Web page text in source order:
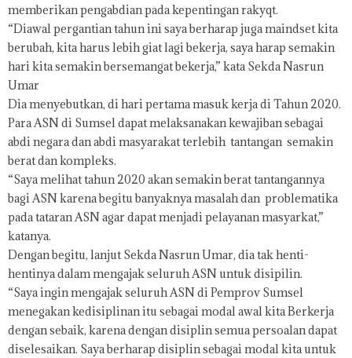
memberikan pengabdian pada kepentingan rakyqt.
“Diawal pergantian tahun ini saya berharap juga maindset kita
berubah, kita harus lebih giat lagi bekerja, saya harap semakin
hari kita semakin bersemangat bekerja,” kata Sekda Nasrun
Umar
Dia menyebutkan, di hari pertama masuk kerja di Tahun 2020.
Para ASN di Sumsel dapat melaksanakan kewajiban sebagai
abdi negara dan abdi masyarakat terlebih tantangan semakin
berat dan kompleks.
“Saya melihat tahun 2020 akan semakin berat tantangannya
bagi ASN karena begitu banyaknya masalah dan problematika
pada tataran ASN agar dapat menjadi pelayanan masyarkat,”
katanya.
Dengan begitu, lanjut Sekda Nasrun Umar, dia tak henti-
hentinya dalam mengajak seluruh ASN untuk disipilin.
“Saya ingin mengajak seluruh ASN di Pemprov Sumsel
menegakan kedisiplinan itu sebagai modal awal kita Berkerja
dengan sebaik, karena dengan disiplin semua persoalan dapat
diselesaikan. Saya berharap disiplin sebagai modal kita untuk